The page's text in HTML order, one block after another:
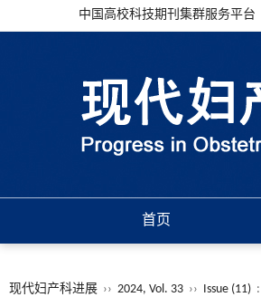
中国高校科技期刊集群服务平台
首页
现代妇产科进展 ›› 2024, Vol. 33 ›› Issue (11)